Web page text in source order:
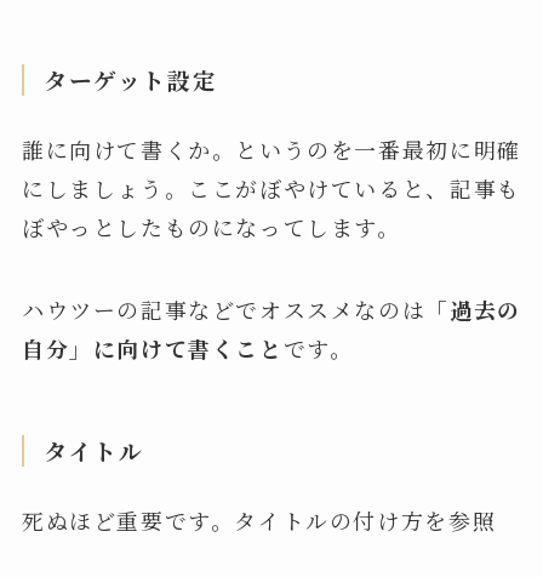
ターゲット設定
誰に向けて書くか。というのを一番最初に明確
にしましょう。ここがぼやけていると、記事も
ぼやっとしたものになってします。
ハウツーの記事などでオススメなのは 「過去の
自分」に向けて書くこと です。
タイトル
死ぬほど重要です。タイトルの付け方を参照